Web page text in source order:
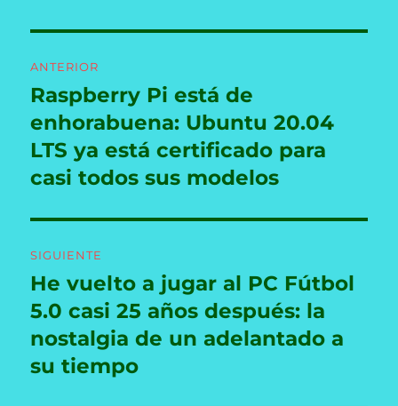
de
entradas
ANTERIOR
Entrada
anterior:
Raspberry Pi está de
enhorabuena: Ubuntu 20.04
LTS ya está certificado para
casi todos sus modelos
SIGUIENTE
Entrada
siguiente:
He vuelto a jugar al PC Fútbol
5.0 casi 25 años después: la
nostalgia de un adelantado a
su tiempo